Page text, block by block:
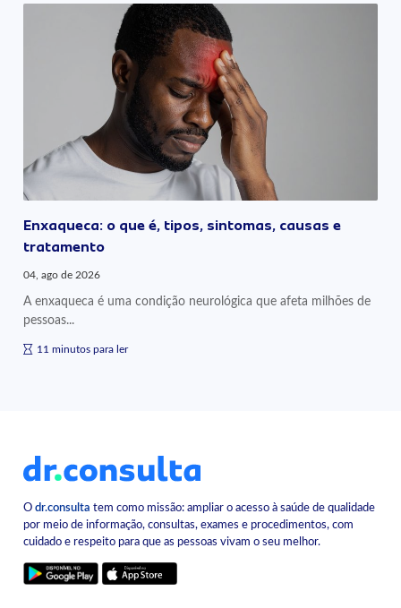
Enxaqueca: o que é, tipos, sintomas, causas e
tratamento
04, ago de 2026
A enxaqueca é uma condição neurológica que afeta milhões de
pessoas...
11 minutos para ler
Odr.consulta tem como missão: ampliar o acesso à saúde de qualidade
por meio de informação, consultas, exames e procedimentos, com
cuidado e respeito para que as pessoas vivam o seu melhor.